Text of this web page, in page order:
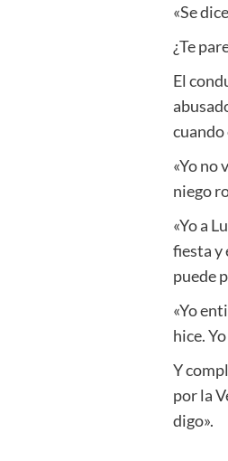
«Se
¿Te
El
cuando
«Yo no
niego
«Yo a
fiesta y
puede
«Yo
hice.
Y
por la
digo».